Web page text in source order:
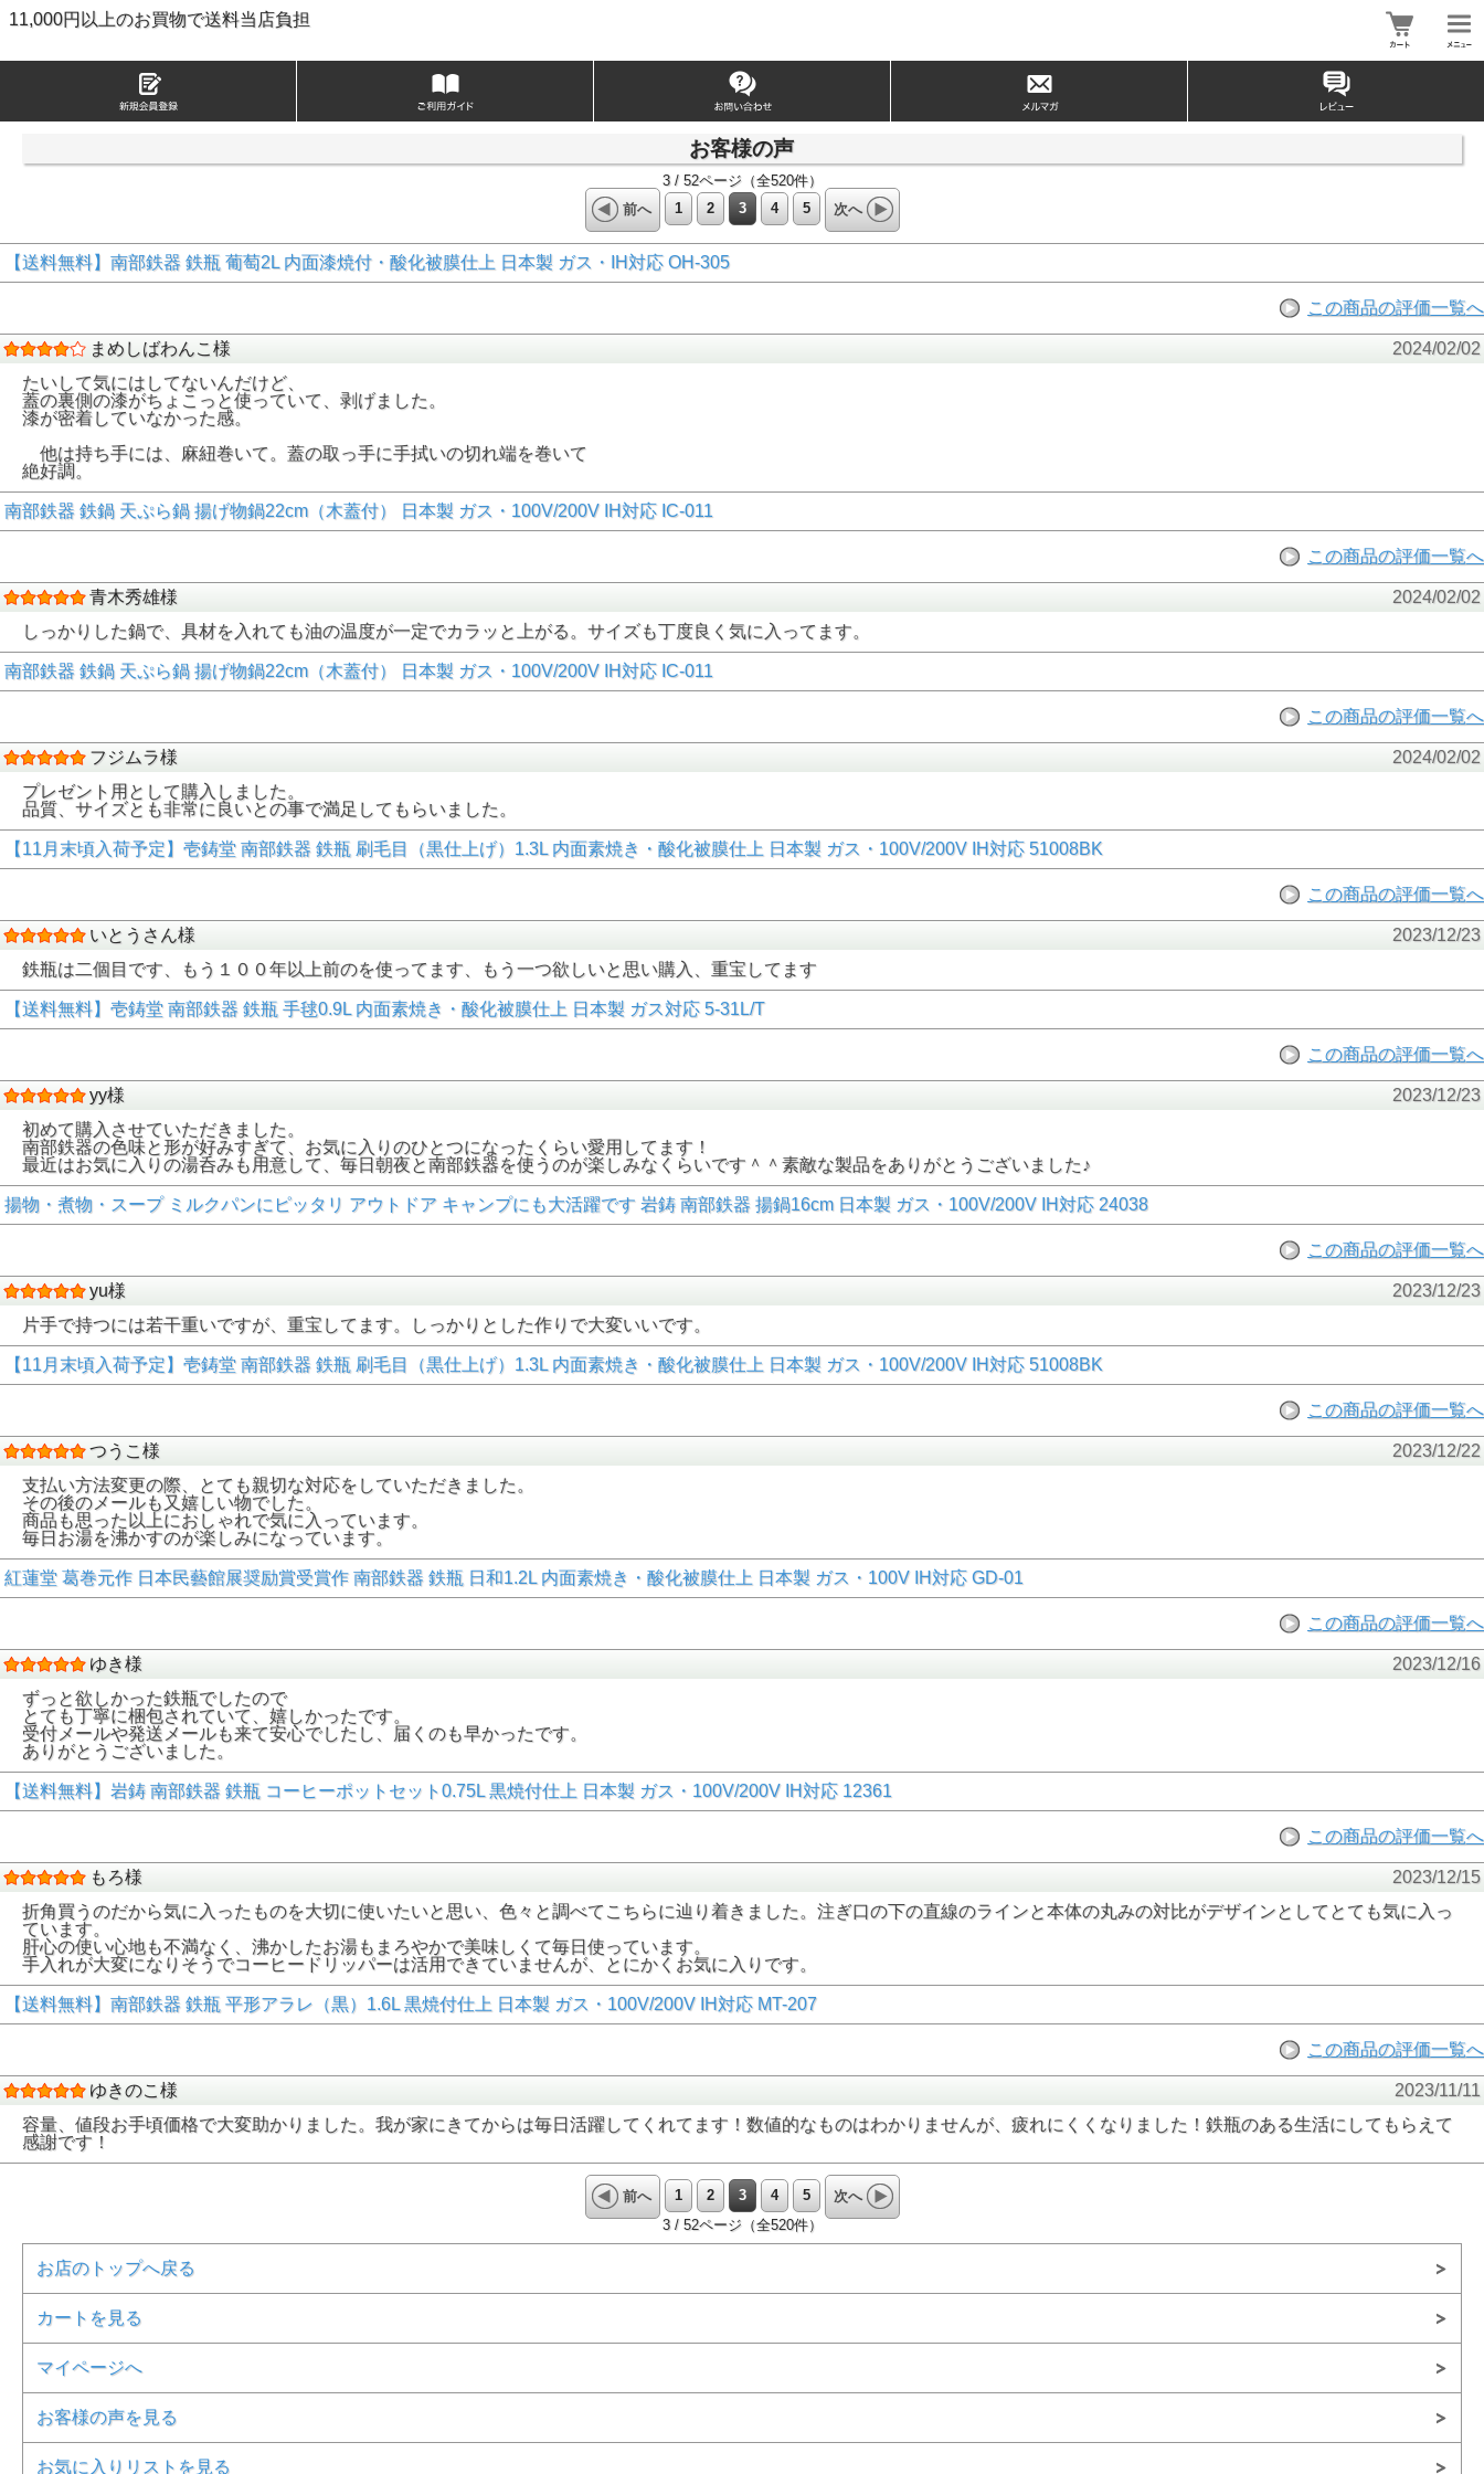
11,000円以上のお買物で送料当店負担
お客様の声
3 / 52ページ（全520件）
前へ
1 2 3 4 5 次へ
【送料無料】南部鉄器 鉄瓶 葡萄2L 内面漆焼付・酸化被膜仕上 日本製 ガス・IH対応 OH-305
この商品の評価一覧へ
まめしばわんこ様
2024/02/02
たいして気にはしてないんだけど、
蓋の裏側の漆がちょこっと使っていて、剥げました。
漆が密着していなかった感。
他は持ち手には、麻紐巻いて。蓋の取っ手に手拭いの切れ端を巻いて
絶好調。
南部鉄器 鉄鍋 天ぷら鍋 揚げ物鍋22cm（木蓋付） 日本製 ガス・100V/200V IH対応 IC-011
この商品の評価一覧へ
青木秀雄様
2024/02/02
しっかりした鍋で、具材を入れても油の温度が一定でカラッと上がる。サイズも丁度良く気に入ってます。
南部鉄器 鉄鍋 天ぷら鍋 揚げ物鍋22cm（木蓋付） 日本製 ガス・100V/200V IH対応 IC-011
この商品の評価一覧へ
フジムラ様
2024/02/02
プレゼント用として購入しました。
品質、サイズとも非常に良いとの事で満足してもらいました。
【11月末頃入荷予定】壱鋳堂 南部鉄器 鉄瓶 刷毛目（黒仕上げ）1.3L 内面素焼き・酸化被膜仕上 日本製 ガス・100V/200V IH対応 51008BK
この商品の評価一覧へ
いとうさん様
2023/12/23
鉄瓶は二個目です、もう１００年以上前のを使ってます、もう一つ欲しいと思い購入、重宝してます
【送料無料】壱鋳堂 南部鉄器 鉄瓶 手毬0.9L 内面素焼き・酸化被膜仕上 日本製 ガス対応 5-31L/T
この商品の評価一覧へ
yy様
2023/12/23
初めて購入させていただきました。
南部鉄器の色味と形が好みすぎて、お気に入りのひとつになったくらい愛用してます！
最近はお気に入りの湯呑みも用意して、毎日朝夜と南部鉄器を使うのが楽しみなくらいです＾＾素敵な製品をありがとうございました♪
揚物・煮物・スープ ミルクパンにピッタリ アウトドア キャンプにも大活躍です 岩鋳 南部鉄器 揚鍋16cm 日本製 ガス・100V/200V IH対応 24038
この商品の評価一覧へ
yu様
2023/12/23
片手で持つには若干重いですが、重宝してます。しっかりとした作りで大変いいです。
【11月末頃入荷予定】壱鋳堂 南部鉄器 鉄瓶 刷毛目（黒仕上げ）1.3L 内面素焼き・酸化被膜仕上 日本製 ガス・100V/200V IH対応 51008BK
この商品の評価一覧へ
つうこ様
2023/12/22
支払い方法変更の際、とても親切な対応をしていただきました。
その後のメールも又嬉しい物でした。
商品も思った以上におしゃれで気に入っています。
毎日お湯を沸かすのが楽しみになっています。
紅蓮堂 葛巻元作 日本民藝館展奨励賞受賞作 南部鉄器 鉄瓶 日和1.2L 内面素焼き・酸化被膜仕上 日本製 ガス・100V IH対応 GD-01
この商品の評価一覧へ
ゆき様
2023/12/16
ずっと欲しかった鉄瓶でしたので
とても丁寧に梱包されていて、嬉しかったです。
受付メールや発送メールも来て安心でしたし、届くのも早かったです。
ありがとうございました。
【送料無料】岩鋳 南部鉄器 鉄瓶 コーヒーポットセット0.75L 黒焼付仕上 日本製 ガス・100V/200V IH対応 12361
この商品の評価一覧へ
もろ様
2023/12/15
折角買うのだから気に入ったものを大切に使いたいと思い、色々と調べてこちらに辿り着きました。注ぎ口の下の直線のラインと本体の丸みの対比がデザインとしてとても気に入っ
ています。
肝心の使い心地も不満なく、沸かしたお湯もまろやかで美味しくて毎日使っています。
手入れが大変になりそうでコーヒードリッパーは活用できていませんが、とにかくお気に入りです。
【送料無料】南部鉄器 鉄瓶 平形アラレ（黒）1.6L 黒焼付仕上 日本製 ガス・100V/200V IH対応 MT-207
この商品の評価一覧へ
ゆきのこ様
2023/11/11
容量、値段お手頃価格で大変助かりました。我が家にきてからは毎日活躍してくれてます！数値的なものはわかりませんが、疲れにくくなりました！鉄瓶のある生活にしてもらえて
感謝です！
前へ 1 2 3 4 5
次へ
3 / 52ページ（全520件）
お店のトップへ戻る
カートを見る
マイページへ
お客様の声を見る
お気に入りリストを見る